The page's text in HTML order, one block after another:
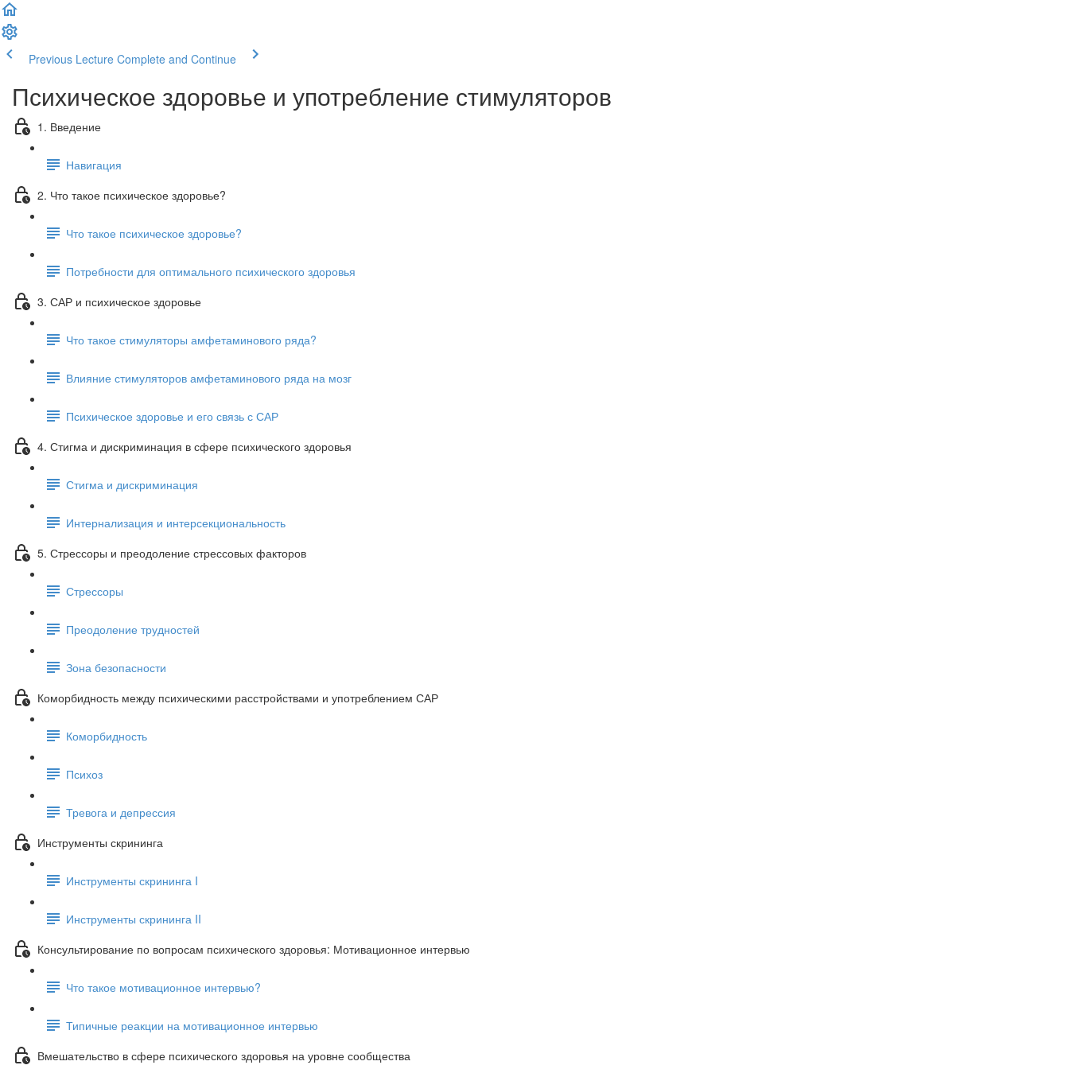
Previous Lecture Complete and Continue
Психическое здоровье и употребление стимуляторов
1. Введение
Навигация
2. Что такое психическое здоровье?
Что такое психическое здоровье?
Потребности для оптимального психического здоровья
3. САР и психическое здоровье
Что такое стимуляторы амфетаминового ряда?
Влияние стимуляторов амфетаминового ряда на мозг
Психическое здоровье и его связь с САР
4. Стигма и дискриминация в сфере психического здоровья
Стигма и дискриминация
Интернализация и интерсекциональность
5. Стрессоры и преодоление стрессовых факторов
Стрессоры
Преодоление трудностей
Зона безопасности
Коморбидность между психическими расстройствами и употреблением САР
Коморбидность
Психоз
Тревога и депрессия
Инструменты скрининга
Инструменты скрининга I
Инструменты скрининга II
Консультирование по вопросам психического здоровья: Мотивационное интервью
Что такое мотивационное интервью?
Типичные реакции на мотивационное интервью
Вмешательство в сфере психического здоровья на уровне сообщества